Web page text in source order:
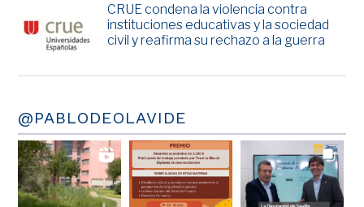
CRUE condena la violencia contra
instituciones educativas y la sociedad
civil y reafirma su rechazo a la guerra
@PABLODEOLAVIDE